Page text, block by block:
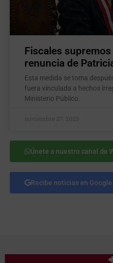
Fiscales
renuncia de
Esta medida se toma
fuera vinculada a hechos
Ministerio Público.
noviembre 27, 2023
Únete a nuestro canal de
Recibe noticias en